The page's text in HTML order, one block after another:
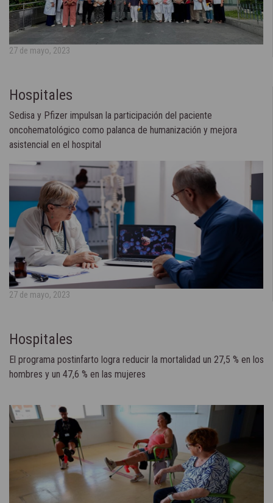
27 de mayo, 2023
Hospitales
Sedisa y Pfizer impulsan la participación del paciente
oncohematológico como palanca de humanización y mejora
asistencial en el hospital
27 de mayo, 2023
Hospitales
El programa postinfarto logra reducir la mortalidad un 27,5 % en los
hombres y un 47,6 % en las mujeres